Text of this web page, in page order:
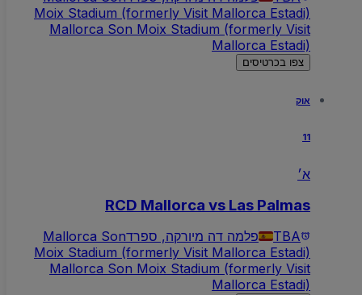
Moix Stadium (formerly Visit Mallorca Estadi)
Mallorca Son Moix Stadium (formerly Visit
Mallorca Estadi)
צפו בכרטיסים
אוק
א׳
RCD Mallorca vs Las Palmas
TBA פלמה דה מיורקה, ספרדMallorca Son
Moix Stadium (formerly Visit Mallorca Estadi)
Mallorca Son Moix Stadium (formerly Visit
Mallorca Estadi)